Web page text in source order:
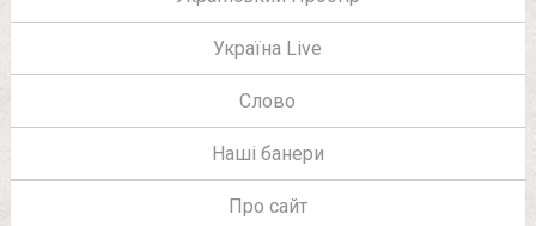
Україна Live
Слово
Наші банери
Про сайт